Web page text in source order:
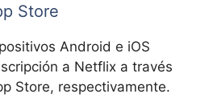
Store
Android e iOS
a Netflix a través
Store, respectivamente.